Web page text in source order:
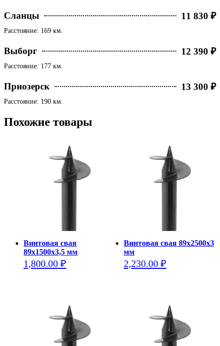
Сланцы 11 830 ₽
Расстояние: 169 км.
Выборг 12 390 ₽
Расстояние: 177 км.
Приозерск 13 300 ₽
Расстояние: 190 км.
Похожие товары
Винтовая свая
89х1500х3,5 мм
1,800.00 ₽
вариаций.
Винтовая свая 89х2500х3
мм
2,230.00 ₽
вариаций.